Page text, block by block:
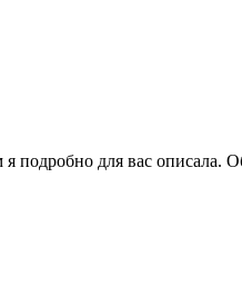
подробно для вас описала.